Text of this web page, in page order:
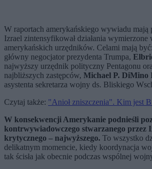
W raportach amerykańskiego wywiadu mają
Izrael zintensyfikował działania
amerykańskich urzędników. Celami mają być:
główny negocjator prezydenta Trumpa,
najwyższy urzędnik polityczny Pentagonu
najbliższych zastępców, Michael P. DiMino
asystenta sekretarza wojny ds. Bliskiego
Czytaj także: "Anioł zniszczenia". Kim jest
W konsekwencji Amerykanie podnieśli
kontrwywiadowczego stwarzanego przez
krytycznego – najwyższego. To wszystko
delikatnym momencie, kiedy koordynacja
tak ścisła jak obecnie podczas wspólnej